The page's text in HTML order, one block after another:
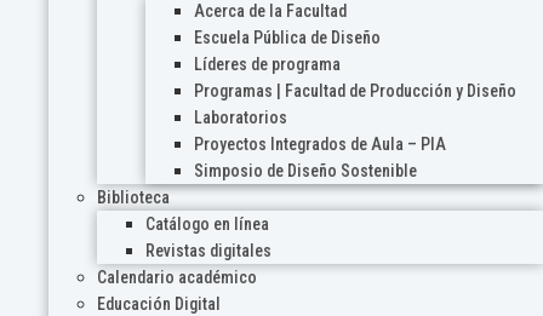
Acerca de la Facultad
Escuela Pública de Diseño
Líderes de programa
Programas | Facultad de Producción y Diseño
Laboratorios
Proyectos Integrados de Aula – PIA
Simposio de Diseño Sostenible
Biblioteca
Catálogo en línea
Revistas digitales
Calendario académico
Educación Digital